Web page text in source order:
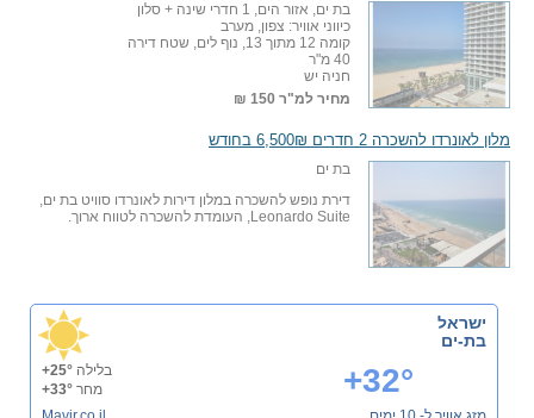
בת ים, אזור הים, 1 חדרי שינה + סלון
כיווני אוויר: צפון, מערב
קומה 12 מתוך 13, נוף לים, שטח דירה
40 מ"ר
חניה יש
מחיר למ"ר 150 ₪
מלון לאונרדו להשכרה 2 חדרים 6,500₪ בחודש
בת ים
דירת נופש להשכרה במלון דירות לאונרדו סוויט בת ים,
Leonardo Suite, העומדת להשכרה לטווח ארוך.
ישראל
בת-ים
+32° בלילה +25°
מחר +33°